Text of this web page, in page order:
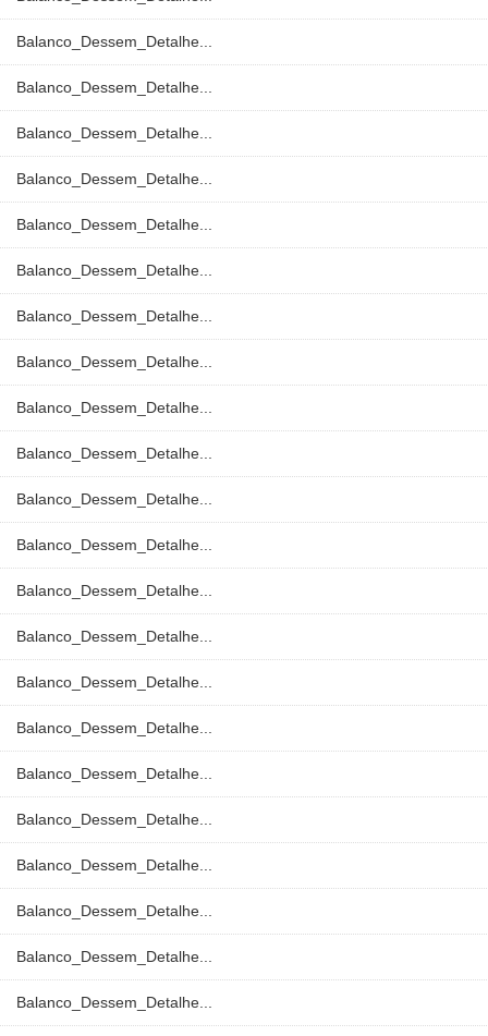
Balanco_Dessem_Detalhe...
Balanco_Dessem_Detalhe...
Balanco_Dessem_Detalhe...
Balanco_Dessem_Detalhe...
Balanco_Dessem_Detalhe...
Balanco_Dessem_Detalhe...
Balanco_Dessem_Detalhe...
Balanco_Dessem_Detalhe...
Balanco_Dessem_Detalhe...
Balanco_Dessem_Detalhe...
Balanco_Dessem_Detalhe...
Balanco_Dessem_Detalhe...
Balanco_Dessem_Detalhe...
Balanco_Dessem_Detalhe...
Balanco_Dessem_Detalhe...
Balanco_Dessem_Detalhe...
Balanco_Dessem_Detalhe...
Balanco_Dessem_Detalhe...
Balanco_Dessem_Detalhe...
Balanco_Dessem_Detalhe...
Balanco_Dessem_Detalhe...
Balanco_Dessem_Detalhe...